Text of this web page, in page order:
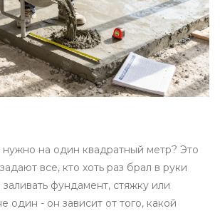
нужно на один квадратный метр? Это
все, кто хоть раз брал в руки
фундамент, стяжку или
один - он зависит от того, какой